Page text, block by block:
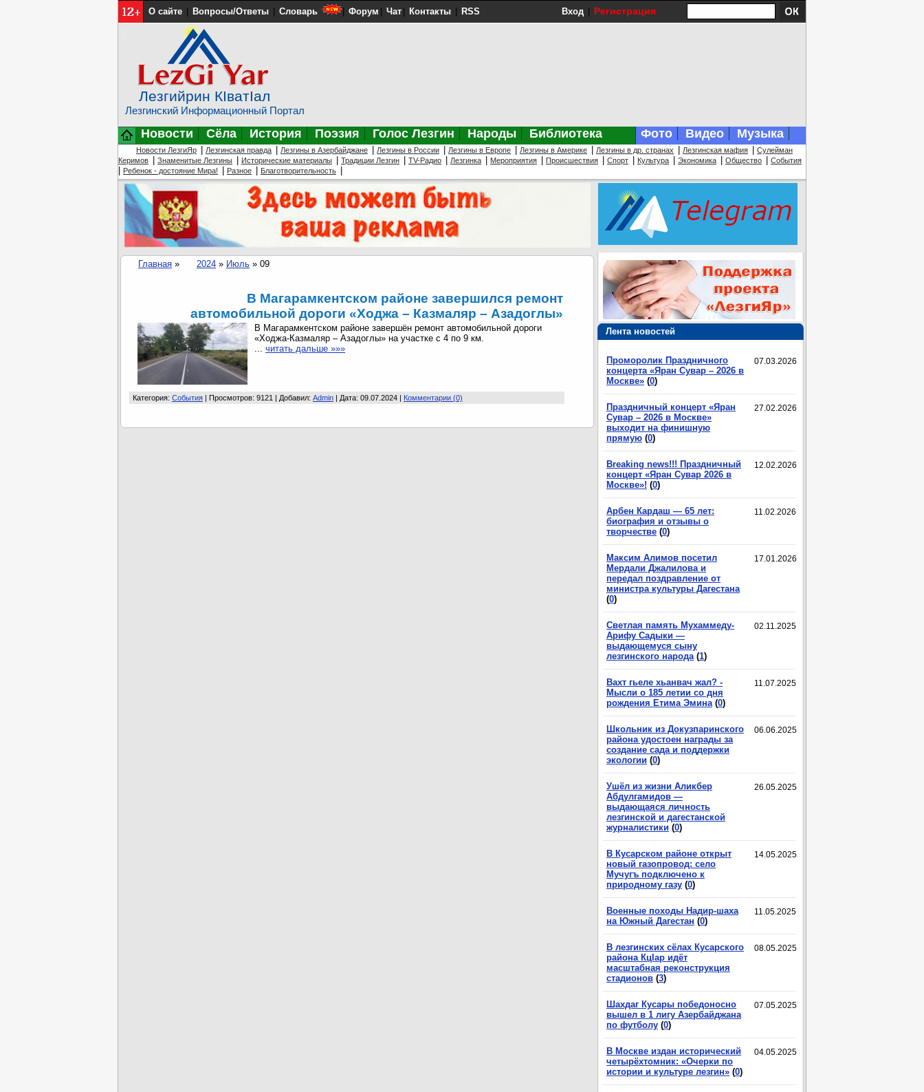
О сайте Вопросы/Ответы Словарь Форум Чат Контакты RSS Вход Регистрация
Лезгийрин КIватIал
Лезгинский Информационный Портал
Новости Сёла История Поэзия Голос Лезгин Народы Библиотека Фото Видео Музыка
Новости ЛезгиЯр Лезгинская правда Лезгины в Азербайджане Лезгины в России Лезгины в Европе Лезгины в Америке Лезгины в др. странах Лезгинская мафия
Сулейман
Керимов
Знаменитые Лезгины Исторические материалы Традиции Лезгин TV-Радио Лезгинка Мероприятия Происшествия Спорт Культура Экономика Общество События
Ребенок - достояние Мира! Разное Благотворительность
Лента новостей
07.03.2026
Проморолик Праздничного
концерта «Яран Сувар – 2026 в
Москве» (0)
27.02.2026
Праздничный концерт «Яран
Сувар – 2026 в Москве»
выходит на финишную
прямую (0)
12.02.2026
Breaking news!!! Праздничный
концерт «Яран Сувар 2026 в
Москве»! (0)
11.02.2026
Арбен Кардаш — 65 лет:
биография и отзывы о
творчестве (0)
17.01.2026
Максим Алимов посетил
Мердали Джалилова и
передал поздравление от
министра культуры Дагестана
(0)
02.11.2025
Светлая память Мухаммеду-
Арифу Садыки —
выдающемуся сыну
лезгинского народа (1)
11.07.2025
Вахт гьеле хьанвач жал? -
Мысли о 185 летии со дня
рождения Етима Эмина (0)
06.06.2025
Школьник из Докузпаринского
района удостоен награды за
создание сада и поддержки
экологии (0)
26.05.2025
Ушёл из жизни Аликбер
Абдулгамидов —
выдающаяся личность
лезгинской и дагестанской
журналистики (0)
14.05.2025
В Кусарском районе открыт
новый газопровод: село
Мучугъ подключено к
природному газу (0)
11.05.2025
Военные походы Надир-шаха
на Южный Дагестан (0)
08.05.2025
В лезгинских сёлах Кусарского
района КцIар идёт
масштабная реконструкция
стадионов (3)
07.05.2025
Шахдаг Кусары победоносно
вышел в 1 лигу Азербайджана
по футболу (0)
04.05.2025
В Москве издан исторический
четырёхтомник: «Очерки по
истории и культуре лезгин» (0)
Главная » 2024 » Июль » 09
В Магарамкентском районе завершился ремонт
автомобильной дороги «Ходжа – Казмаляр – Азадоглы»
В Магарамкентском районе завершён ремонт автомобильной дороги
«Ходжа-Казмаляр – Азадоглы» на участке с 4 по 9 км.
... читать дальше »»»
Категория: События | Просмотров: 9121 | Добавил: Admin | Дата: 09.07.2024 | Комментарии (0)